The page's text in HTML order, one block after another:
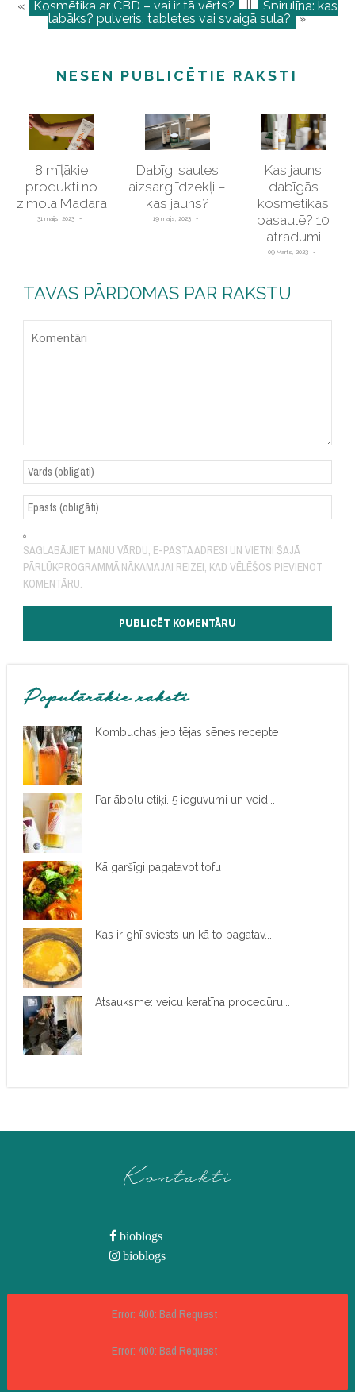
« Kosmētika ar CBD – vai ir tā vērts? || Spirulīna: kas
labāks? pulveris, tabletes vai svaigā sula? »
NESEN PUBLICĒTIE RAKSTI
8 mīļākie
produkti no
zīmola Madara
31 maijs, 2023
Dabīgi saules
aizsarglīdzekļi –
kas jauns?
19 maijs, 2023
Kas jauns
dabīgās
kosmētikas
pasaulē? 10
atradumi
09 Marts, 2023
TAVAS PĀRDOMAS PAR RAKSTU
SAGLABĀJIET MANU VĀRDU, E-PASTA ADRESI UN VIETNI ŠAJĀ
PĀRLŪKPROGRAMMĀ NĀKAMAJAI REIZEI, KAD VĒLĒŠOS PIEVIENOT
KOMENTĀRU.
Populārākie raksti
Kombuchas jeb tējas sēnes recepte
Par ābolu etiķi. 5 ieguvumi un veid...
Kā garšīgi pagatavot tofu
Kas ir ghī sviests un kā to pagatav...
Atsauksme: veicu keratīna procedūru...
Kontakti
bioblogs
bioblogs
Error: 400: Bad Request
Error: 400: Bad Request